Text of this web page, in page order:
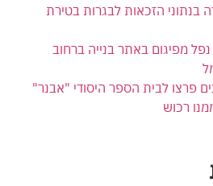
בנתוני הזכאות לבגרות בטירת
נפל מפיגום באתר בנייה ברחוב
פרצו לבית הספר היסודי "אבנר"
רכוש